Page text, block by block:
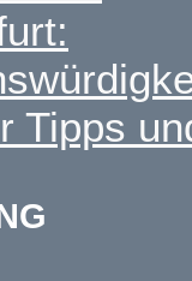
Tipps